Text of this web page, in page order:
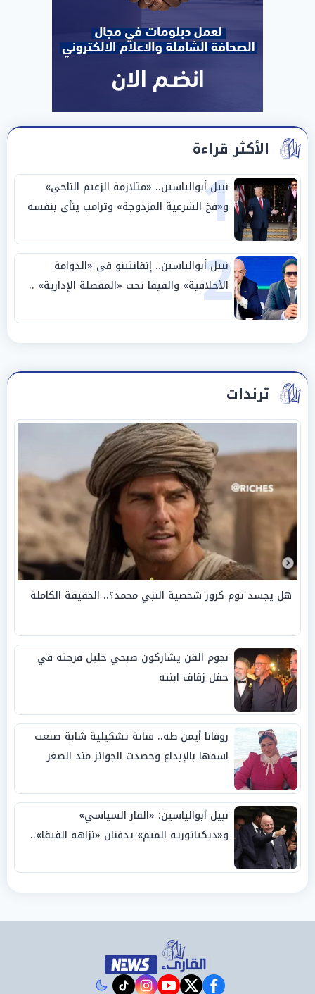
الأكثر قراءة
1
نبيل أبوالياسين.. «متلازمة الزعيم الناجي»
و«فخ الشرعية المزدوجة» وترامب ينأى بنفسه
وحليفه في «ميتم استراتيجي»
2
نبيل أبوالياسين.. إنفانتينو في «الدوامة
الأخلاقية» والفيفا تحت «المقصلة الإدارية» ..
«عبادة العرش وجنازة المصداقية»
ترندات
هل يجسد توم كروز شخصية النبي محمد؟.. الحقيقة الكاملة
نجوم الفن يشاركون صبحي خليل فرحته في
حفل زفاف ابنته
روفانا أيمن طه.. فنانة تشكيلية شابة صنعت
اسمها بالإبداع وحصدت الجوائز منذ الصغر
نبيل أبوالياسين: «الفار السياسي»
و«ديكتاتورية الميم» يدفنان «نزاهة الفيفا»..